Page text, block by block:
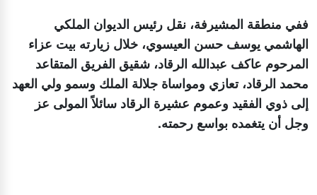
ففي منطقة المشيرفة، نقل رئيس الديوان الملكي
الهاشمي يوسف حسن العيسوي، خلال زيارته بيت عزاء
المرحوم عاكف عبدالله الرقاد، شقيق الفريق المتقاعد
محمد الرقاد، تعازي ومواساة جلالة الملك وسمو ولي العهد
إلى ذوي الفقيد وعموم عشيرة الرقاد سائلاً المولى عز
وجل أن يتغمده بواسع رحمته.